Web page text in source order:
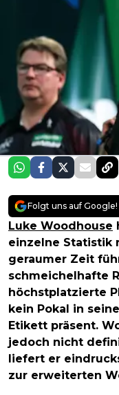
Folgt uns auf Google!
Luke Woodhouse
einzelne Statistik
geraumer Zeit
schmeichelhafte
höchstplatzierte
kein Pokal in
Etikett präsent.
jedoch nicht
liefert er
zur erweiterten